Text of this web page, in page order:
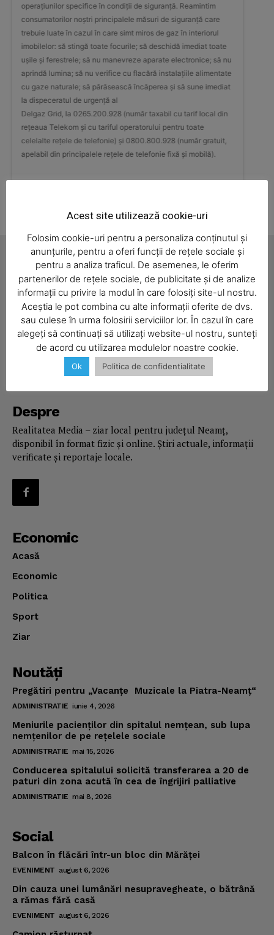
News Week
Magazine PRO
SUBSCRIBE NOW
Company
Contact us
Subscription Plans
My account
operațiunilor specifice în condiții de siguranță. Reamintim
consumatorilor noștri principalele măsuri de siguranță care
trebuie luate în cazul în care simt miros de gaz în interiorul
imobilelor: să stingă toate focurile; să deschidă imediat toate
ușile și ferestrele; să nu manevreze aparate electronice; să nu
aprindă lumina; să nu verifice cu flacără instalațiile alimentate
cu gaze naturale; să părăsească încăperea și să sune imediat
la dispeceratul de urgență al
Delgaz Grid, la 0265.200.928 (număr taxabil cu tarif local din
rețeaua Telekom și cu tariful operatorului pentru toate
celelalte rețele de telefonie) și 0800.800.928 (număr gratuit,
apelabil din principalele rețele de telefonie fixă și mobilă).
Administratie Cultura Economic
Eveniment
Intreruperi curent
Politica
Portia de Realitate
Sanatate
Social Sport Ziar
Despre
Realitatea Media – ziar local pentru județul Neamț,
disponibil în format fizic și online. Știri actuale, informații
verificate și reportaje locale.
Economic
Acasă
Economic
Politica
Sport
Ziar
Noutăţi
Pregătiri pentru „Vacanţe Muzicale la Piatra-Neamţ“
ADMINISTRATIE iunie 4, 2026
Meniurile pacienţilor din spitalul nemţean, sub lupa
nemţenilor de pe reţelele sociale
ADMINISTRATIE mai 15, 2026
Conducerea spitalului solicită transferarea a 20 de
paturi din zona acută în cea de îngrijiri palliative
ADMINISTRATIE mai 8, 2026
Social
Balcon în flăcări într-un bloc din Mărăţei
EVENIMENT august 6, 2026
Din cauza unei lumânări nesupravegheate, o bătrână
a rămas fără casă
EVENIMENT august 6, 2026
Acest site utilizează cookie-uri
Folosim cookie-uri pentru a personaliza conținutul și
anunțurile, pentru a oferi funcții de rețele sociale și
pentru a analiza traficul. De asemenea, le oferim
partenerilor de rețele sociale, de publicitate și de analize
informații cu privire la modul în care folosiți site-ul nostru.
Aceștia le pot combina cu alte informații oferite de dvs.
sau culese în urma folosirii serviciilor lor. În cazul în care
alegeți să continuați să utilizați website-ul nostru, sunteți
de acord cu utilizarea modulelor noastre cookie.
Ok Politica de confidentialitate